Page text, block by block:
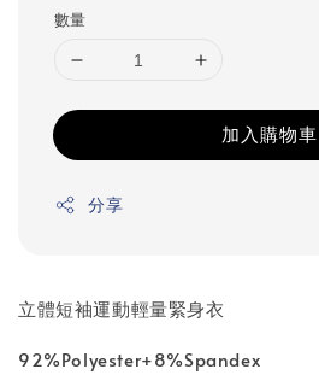
數量
加入購物車
分享
立體短袖運動輕量緊身衣
92%Polyester+8%Spandex